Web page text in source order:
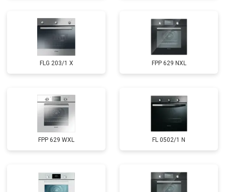
FLG 203/1 X FPP 629 NXL
FPP 629 WXL FL 0502/1 N